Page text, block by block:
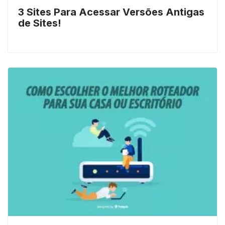
3 Sites Para Acessar Versões Antigas
de Sites!